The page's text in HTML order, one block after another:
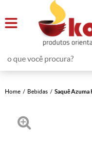
Home Bebidas Saquê Azuma